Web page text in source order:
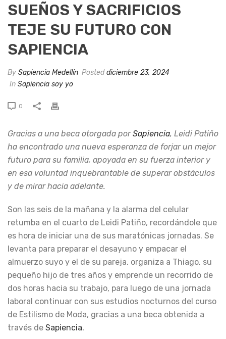
SUEÑOS Y SACRIFICIOS
TEJE SU FUTURO CON
SAPIENCIA
By Sapiencia Medellín Posteddiciembre 23, 2024
In Sapiencia soy yo
0
Gracias a una beca otorgada porSapiencia, Leidi Patiño
ha encontrado una nueva esperanza de forjar un mejor
futuro para su familia, apoyada en su fuerza interior y
en esa voluntad inquebrantable de superar obstáculos
y de mirar hacia adelante.
Son las seis de la mañana y la alarma del celular
retumba en el cuarto de Leidi Patiño, recordándole que
es hora de iniciar una de sus maratónicas jornadas. Se
levanta para preparar el desayuno y empacar el
almuerzo suyo y el de su pareja, organiza a Thiago, su
pequeño hijo de tres años y emprende un recorrido de
dos horas hacia su trabajo, para luego de una jornada
laboral continuar con sus estudios nocturnos del curso
de Estilismo de Moda, gracias a una beca obtenida a
través de Sapiencia.